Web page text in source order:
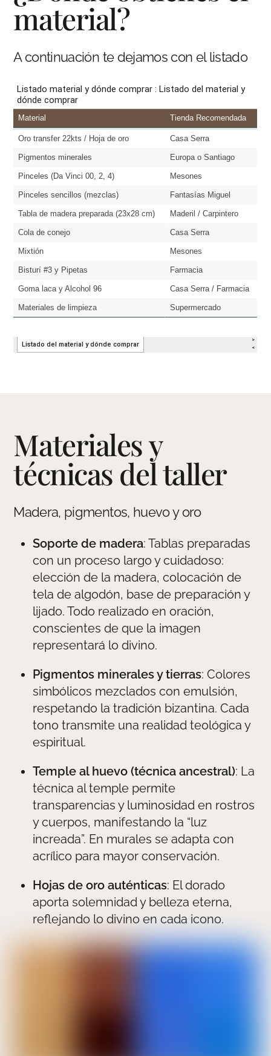
material?
A continuación te dejamos con el listado
Materiales y
técnicas del taller
Madera, pigmentos, huevo y oro
Soporte de madera: Tablas preparadas
con un proceso largo y cuidadoso:
elección de la madera, colocación de
tela de algodón, base de preparación y
lijado. Todo realizado en oración,
conscientes de que la imagen
representará lo divino.
Pigmentos minerales y tierras: Colores
simbólicos mezclados con emulsión,
respetando la tradición bizantina. Cada
tono transmite una realidad teológica y
espiritual.
Temple al huevo (técnica ancestral): La
técnica al temple permite
transparencias y luminosidad en rostros
y cuerpos, manifestando la “luz
increada”. En murales se adapta con
acrílico para mayor conservación.
Hojas de oro auténticas: El dorado
aporta solemnidad y belleza eterna,
reflejando lo divino en cada icono.